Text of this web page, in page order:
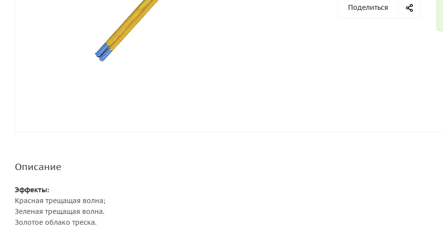
Поделиться
Описание
Эффекты:
Красная трещащая волна;
Зеленая трещащая волна.
Золотое облако треска.